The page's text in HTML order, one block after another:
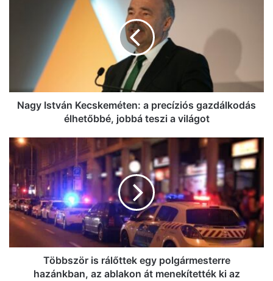
gazdálkodás
élhetőbbé,
teszi
Nagy István Kecskeméten: a precíziós gazdálkodás
élhetőbbé, jobbá teszi a világot
Többször
is
rálőttek
egy
polgármesterre
hazánkban,
az
ablakon
át
menekítettékTöbbször is rálőttek egy polgármesterre
hazánkban, az ablakon át menekítették ki az